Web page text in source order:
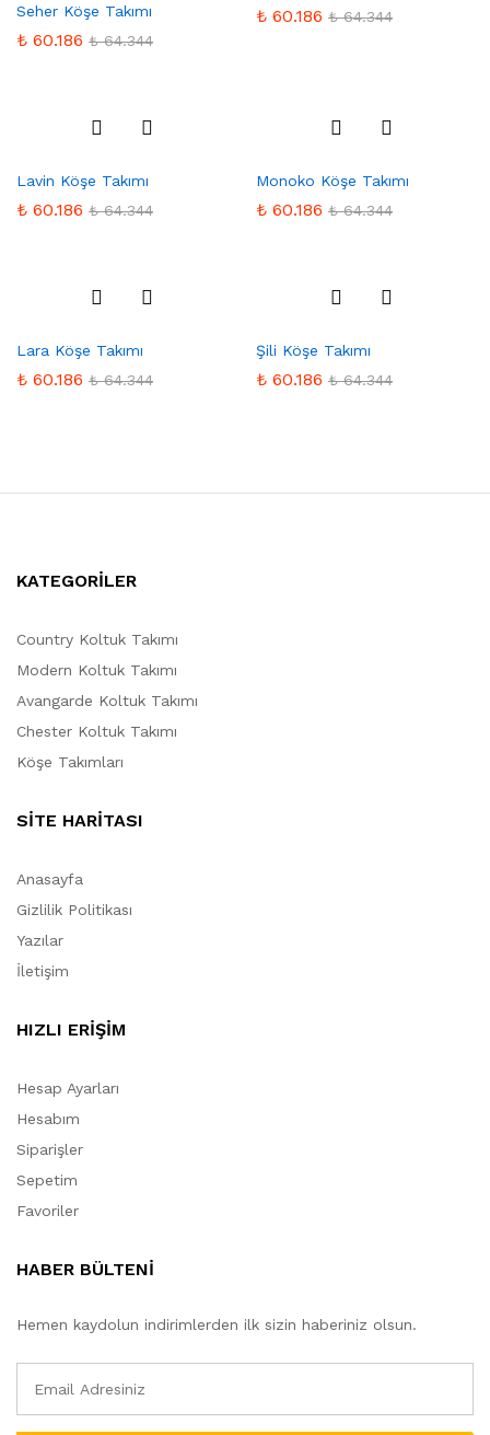
rilere
Ekle
Seher Köşe Takımı
₺ 60.186 ₺64.344
Ekle
₺ 60.186 ₺64.344
rilere
Ekle
Lavin Köşe Takımı
₺ 60.186 ₺64.344
rilere
Ekle
Monoko Köşe Takımı
₺ 60.186 ₺64.344
rilere
Ekle
Lara Köşe Takımı
₺ 60.186 ₺64.344
rilere
Ekle
Şili Köşe Takımı
₺ 60.186 ₺64.344
KATEGORİLER
Country Koltuk Takımı
Modern Koltuk Takımı
Avangarde Koltuk Takımı
Chester Koltuk Takımı
Köşe Takımları
SİTE HARİTASI
Anasayfa
Gizlilik Politikası
Yazılar
İletişim
HIZLI ERİŞİM
Hesap Ayarları
Hesabım
Siparişler
Sepetim
Favoriler
HABER BÜLTENİ
Hemen kaydolun indirimlerden ilk sizin haberiniz olsun.